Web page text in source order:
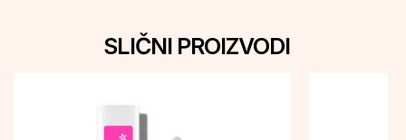
SLIČNI PROIZVODI